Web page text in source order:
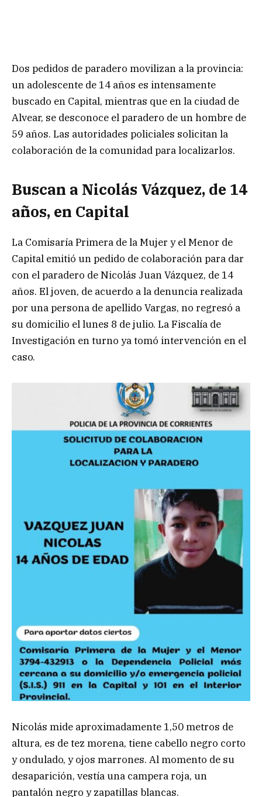
Dos pedidos de paradero movilizan a la provincia:
un adolescente de 14 años es intensamente
buscado en Capital, mientras que en la ciudad de
Alvear, se desconoce el paradero de un hombre de
59 años. Las autoridades policiales solicitan la
colaboración de la comunidad para localizarlos.
Buscan a Nicolás Vázquez, de 14
años, en Capital
La Comisaría Primera de la Mujer y el Menor de
Capital emitió un pedido de colaboración para dar
con el paradero de Nicolás Juan Vázquez, de 14
años. El joven, de acuerdo a la denuncia realizada
por una persona de apellido Vargas, no regresó a
su domicilio el lunes 8 de julio. La Fiscalía de
Investigación en turno ya tomó intervención en el
caso.
Nicolás mide aproximadamente 1,50 metros de
altura, es de tez morena, tiene cabello negro corto
y ondulado, y ojos marrones. Al momento de su
desaparición, vestía una campera roja, un
pantalón negro y zapatillas blancas.